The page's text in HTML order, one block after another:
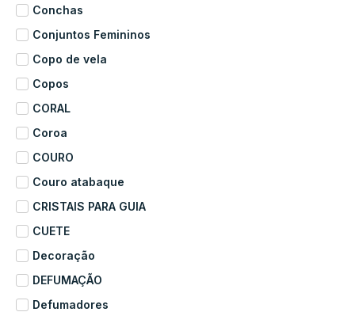
Conchas
Conjuntos Femininos
Copo de vela
Copos
CORAL
Coroa
COURO
Couro atabaque
CRISTAIS PARA GUIA
CUETE
Decoração
DEFUMAÇÃO
Defumadores